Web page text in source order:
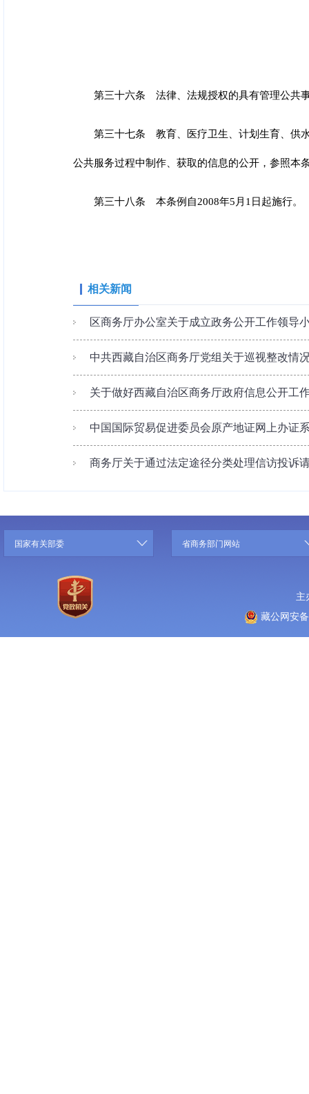
第三十六条 法律、法规授权的具有管理公共
第三十七条 教育、医疗卫生、计划生育、供
公共服务过程中制作、获取的信息的公开，参照本
第三十八条 本条例自2008年5月1日起施行。
相关新闻
区商务厅办公室关于成立政务公开工作领导
中共西藏自治区商务厅党组关于巡视整改情
关于做好西藏自治区商务厅政府信息公开工
中国国际贸易促进委员会原产地证网上办证
商务厅关于通过法定途径分类处理信访投诉
国家有关部委 省商务部门网站
主
藏公网安备